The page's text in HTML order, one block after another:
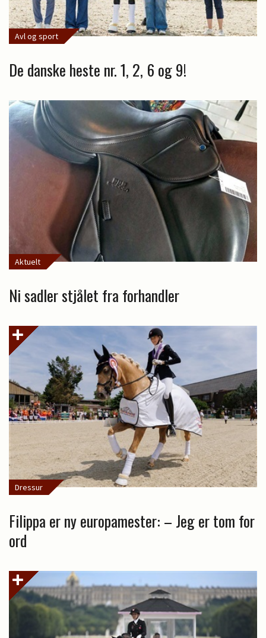
Avl og sport
De danske heste nr. 1, 2, 6 og 9!
Aktuelt
Ni sadler stjålet fra forhandler
Dressur
Filippa er ny europamester: – Jeg er tom for
ord